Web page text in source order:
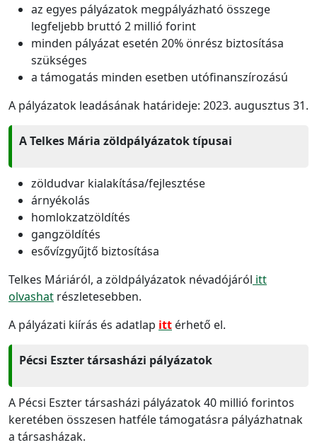
az egyes pályázatok megpályázható összege
legfeljebb bruttó 2 millió forint
minden pályázat esetén 20% önrész biztosítása
szükséges
a támogatás minden esetben utófinanszírozású
A pályázatok leadásának határideje: 2023. augusztus 31.
A Telkes Mária zöldpályázatok típusai
zöldudvar kialakítása/fejlesztése
árnyékolás
homlokzatzöldítés
gangzöldítés
esővízgyűjtő biztosítása
Telkes Máriáról, a zöldpályázatok névadójáról itt
olvashat részletesebben.
A pályázati kiírás és adatlap itt érhető el.
Pécsi Eszter társasházi pályázatok
A Pécsi Eszter társasházi pályázatok 40 millió forintos
keretében összesen hatféle támogatásra pályázhatnak
a társasházak.